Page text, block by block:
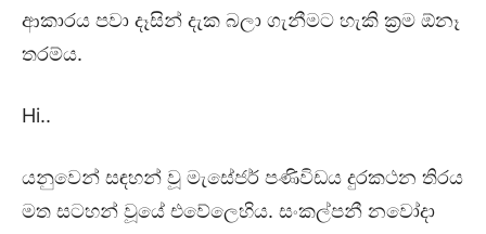
ආකාරය පවා දෑසින් දැක බලා ගැනීමට හැකි ක්‍රම ඕනෑ
තරම්ය.
Hi..
යනුවෙන් සඳහන් වූ මැසේජර් පණිවිඩය දුරකථන තිරය
මත සටහන් වූයේ එවේලෙහිය. සංකල්පනී නවෝදා